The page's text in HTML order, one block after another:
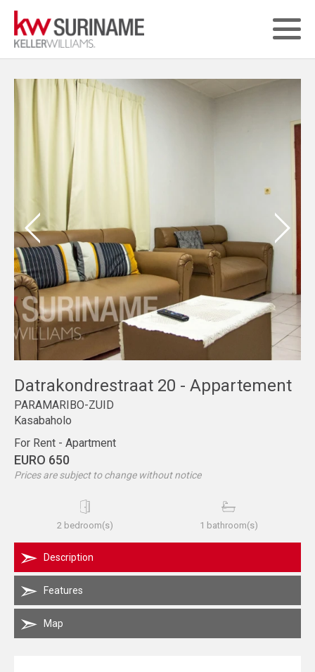
Datrakondrestraat 20 - Appartement
PARAMARIBO-ZUID
Kasabaholo
For Rent - Apartment
EURO 650
Prices are subject to change without notice
2 bedroom(s) 1 bathroom(s)
Description
Features
Map